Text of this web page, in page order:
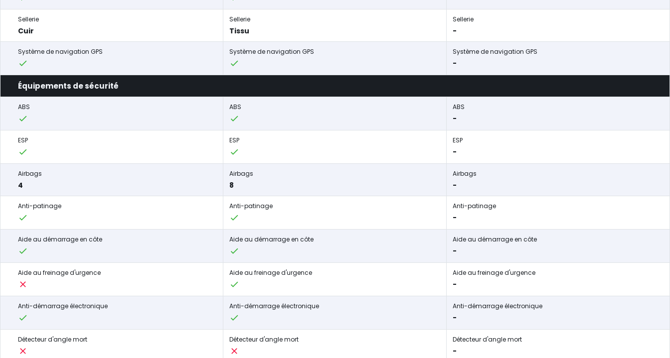
Sellerie
Cuir
Sellerie
Tissu
Sellerie
-
Système de navigation GPS Système de navigation GPS Système de navigation GPS
-
Équipements de sécurité
ABS ABS ABS
-
ESP ESP ESP
-
Airbags
4
Airbags
8
Airbags
-
Anti-patinage Anti-patinage Anti-patinage
-
Aide au démarrage en côte Aide au démarrage en côte Aide au démarrage en côte
-
Aide au freinage d'urgence Aide au freinage d'urgence Aide au freinage d'urgence
-
Anti-démarrage électronique Anti-démarrage électronique Anti-démarrage électronique
-
Détecteur d'angle mort Détecteur d'angle mort Détecteur d'angle mort
-